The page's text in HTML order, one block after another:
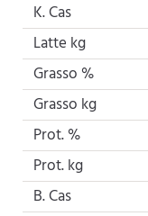
K. Cas
Latte kg
Grasso %
Grasso kg
Prot. %
Prot. kg
B. Cas